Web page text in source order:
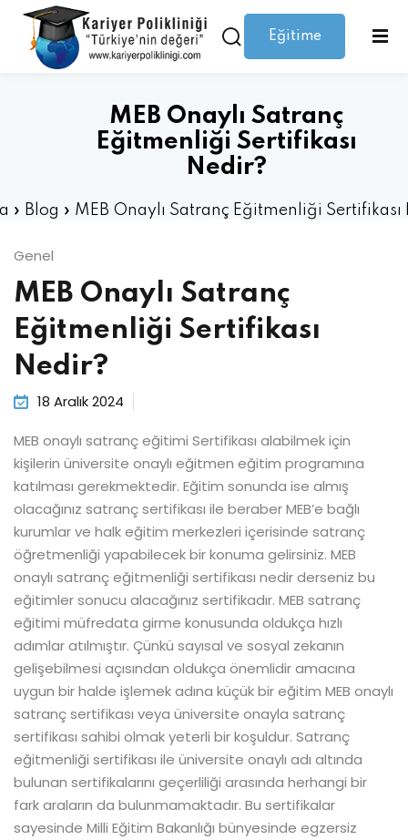
Eğitime
MEB Onaylı Satranç
Eğitmenliği Sertifikası
Nedir?
» Blog » MEB Onaylı Satranç Eğitmenliği Sertifikası
Genel
MEB Onaylı Satranç
Eğitmenliği Sertifikası
Nedir?
18 Aralık 2024
MEB onaylı satranç eğitimi Sertifikası alabilmek için
kişilerin üniversite onaylı eğitmen eğitim programına
katılması gerekmektedir. Eğitim sonunda ise almış
olacağınız satranç sertifikası ile beraber MEB’e bağlı
kurumlar ve halk eğitim merkezleri içerisinde satranç
öğretmenliği yapabilecek bir konuma gelirsiniz. MEB
onaylı satranç eğitmenliği sertifikası nedir derseniz bu
eğitimler sonucu alacağınız sertifikadır. MEB satranç
eğitimi müfredata girme konusunda oldukça hızlı
adımlar atılmıştır. Çünkü sayısal ve sosyal zekanın
gelişebilmesi açısından oldukça önemlidir amacına
uygun bir halde işlemek adına küçük bir eğitim MEB onaylı
satranç sertifikası veya üniversite onayla satranç
sertifikası sahibi olmak yeterli bir koşuldur. Satranç
eğitmenliği sertifikası ile üniversite onaylı adı altında
bulunan sertifikalarını geçerliliği arasında herhangi bir
fark araların da bulunmamaktadır. Bu sertifikalar
sayesinde Milli Eğitim Bakanlığı bünyesinde egzersiz
Giriş yap Kaydolmak
Hesabınız yok mu?Kaydolmak
Beni hatırla Şifrenizi mi kaybettiniz?